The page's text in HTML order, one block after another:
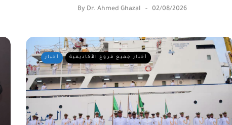
By Dr. Ahmed Ghazal 02/08/2026
أخبار أخبار جميع فروع الأكاديمية